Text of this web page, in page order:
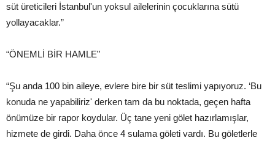
süt üreticileri İstanbul'un yoksul ailelerinin çocuklarına sütü
yollayacaklar.”
“ÖNEMLİ BİR HAMLE”
“Şu anda 100 bin aileye, evlere bire bir süt teslimi yapıyoruz. ‘Bu
konuda ne yapabiliriz' derken tam da bu noktada, geçen hafta
önümüze bir rapor koydular. Üç tane yeni gölet hazırlamışlar,
hizmete de girdi. Daha önce 4 sulama göleti vardı. Bu göletlerle